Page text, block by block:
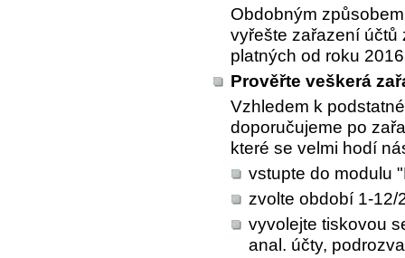
Obdobným
vyřešte zařazení
platných od roku
Prověřte veškerá
Vzhledem k
doporučujeme po
které se velmi hodí
vstupte do modulu
zvolte období 1-12/
vyvolejte tiskovou
anal. účty,